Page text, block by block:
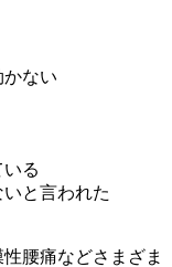
ない
る
と言われた
腰痛などさまざま